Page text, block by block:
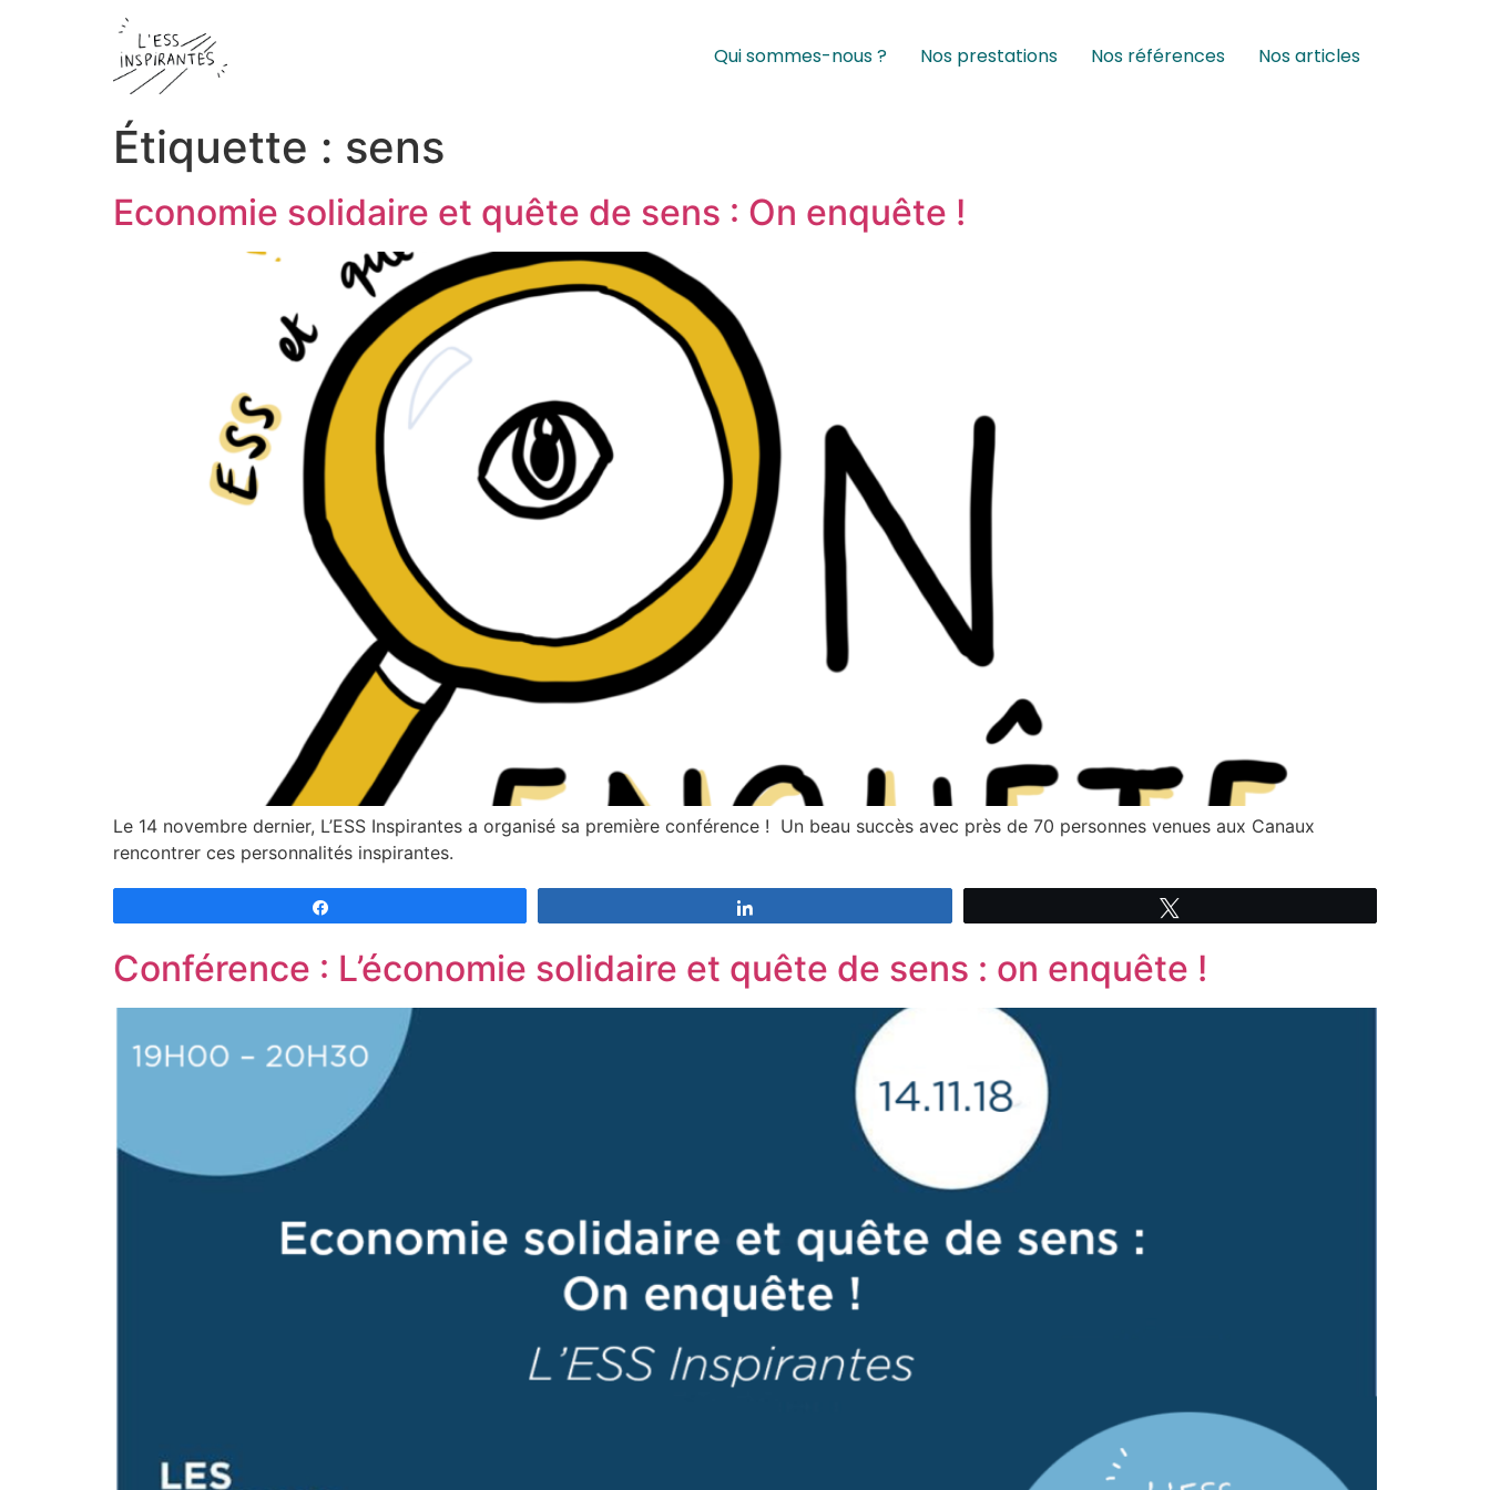
Qui sommes-nous ? Nos prestations Nos références Nos articles
Étiquette : sens
Economie solidaire et quête de sens : On enquête !
Le 14 novembre dernier, L’ESS Inspirantes a organisé sa première conférence ! Un beau succès avec près de 70 personnes venues aux Canaux
rencontrer ces personnalités inspirantes.
Conférence : L’économie solidaire et quête de sens : on enquête !